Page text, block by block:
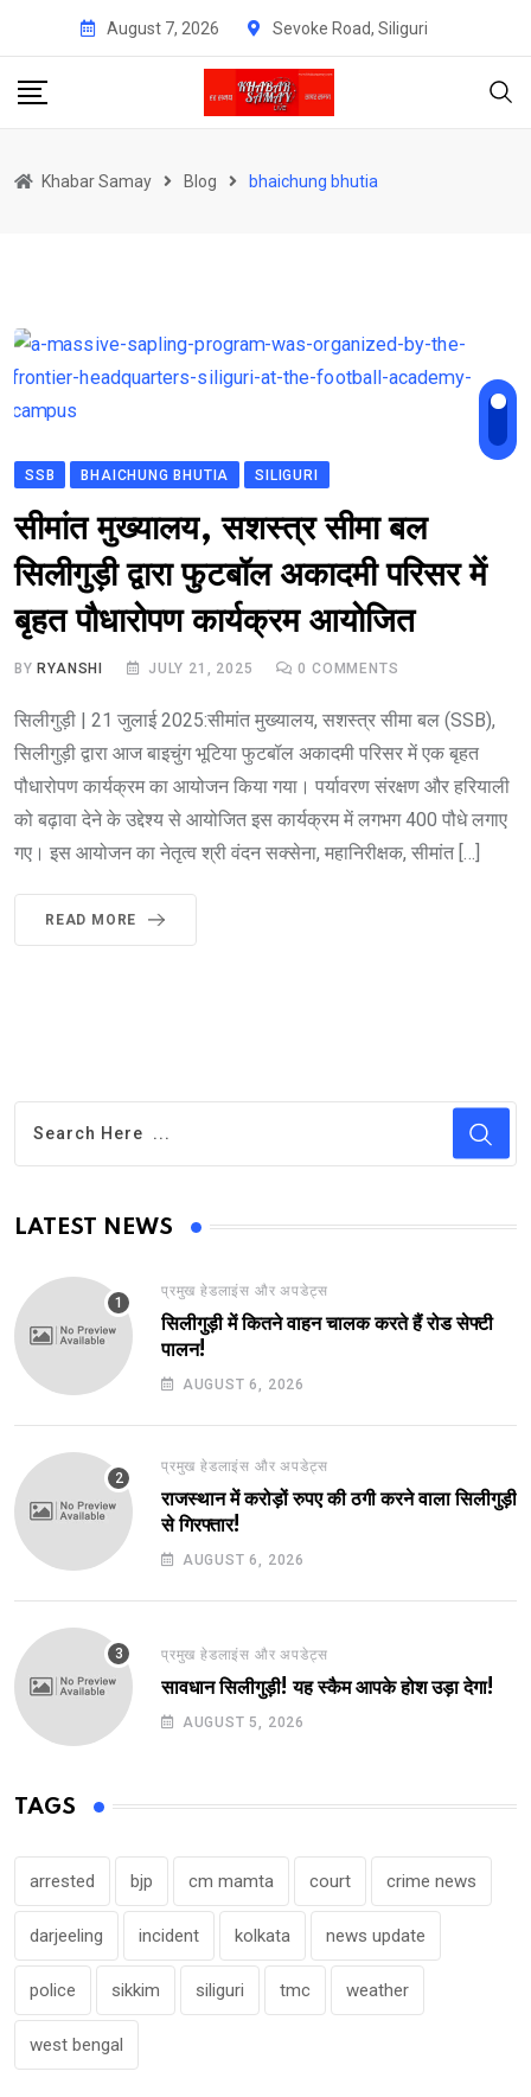
content
August 7, 2026 Sevoke Road, Siliguri
Khabar Samay Blog bhaichung bhutia
SSB BHAICHUNG BHUTIA SILIGURI
सीमांत मुख्यालय, सशस्त्र सीमा बल
सिलीगुड़ी द्वारा फुटबॉल अकादमी परिसर में
बृहत पौधारोपण कार्यक्रम आयोजित
BY RYANSHI JULY 21, 2025 0 COMMENTS
सिलीगुड़ी | 21 जुलाई 2025:सीमांत मुख्यालय, सशस्त्र सीमा बल (SSB),
सिलीगुड़ी द्वारा आज बाइचुंग भूटिया फुटबॉल अकादमी परिसर में एक बृहत
पौधारोपण कार्यक्रम का आयोजन किया गया। पर्यावरण संरक्षण और हरियाली
को बढ़ावा देने के उद्देश्य से आयोजित इस कार्यक्रम में लगभग 400 पौधे लगाए
गए। इस आयोजन का नेतृत्व श्री वंदन सक्सेना, महानिरीक्षक, सीमांत […]
READ MORE
LATEST NEWS
प्रमुख हेडलाइंस और अपडेट्स
सिलीगुड़ी में कितने वाहन चालक करते हैं रोड सेफ्टी
पालन!
AUGUST 6, 2026
प्रमुख हेडलाइंस और अपडेट्स
राजस्थान में करोड़ों रुपए की ठगी करने वाला सिलीगुड़ी
से गिरफ्तार!
AUGUST 6, 2026
प्रमुख हेडलाइंस और अपडेट्स
सावधान सिलीगुड़ी! यह स्कैम आपके होश उड़ा देगा!
AUGUST 5, 2026
TAGS
arrested bjp cm mamta court crime news
darjeeling incident kolkata news update
police sikkim siliguri tmc weather
west bengal